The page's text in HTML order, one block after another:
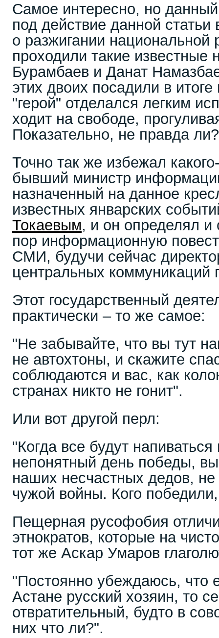
Самое интересно, но
под действие данной
о разжигании национальной
проходили такие известные
Бурамбаев и Данат
этих двоих посадили в
"герой" отделался легким
ходит на свободе,
Показательно, не правда ли?
Точно так же избежал
бывший министр
назначенный на данное
известных январских
Токаевым, и он определял и
пор информационную
СМИ, будучи сейчас
центральных коммуникаций
Этот государственный
практически – то же самое:
"Не забывайте, что вы тут
не автохтоны, и скажите
соблюдаются и вас, как
странах никто не гонит".
Или вот другой перл:
"Когда все будут
непонятный день победы,
наших несчастных дедов,
чужой войны. Кого
Пещерная русофобия
этнократов, которые на
тот же Аскар Умаров
"Постоянно убеждаюсь, что
Астане русский хозяин, то
отвратительный, будто в
них что ли?".